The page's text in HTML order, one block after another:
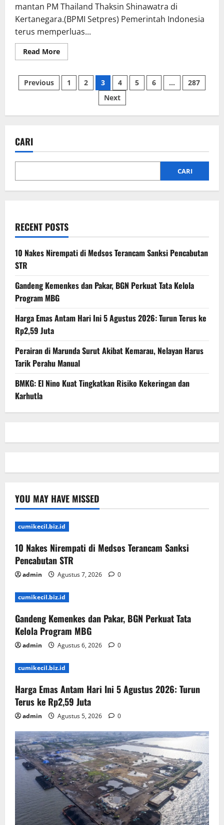
mantan PM Thailand Thaksin Shinawatra di
Kertanegara.(BPMI Setpres) Pemerintah Indonesia
terus memperluas...
Read MoreRead
more
Prabowo
Terima
Kunjungan
Tailan
Paginasi
Previous 1 2 3 4 5 6 …
287
Next
CARI
CARI
RECENT POSTS
10 Nakes Nirempati di Medsos Terancam Sanksi Pencabutan
STR
Gandeng Kemenkes dan Pakar, BGN Perkuat Tata Kelola
Program MBG
Harga Emas Antam Hari Ini 5 Agustus 2026: Turun Terus ke
Rp2,59 Juta
Perairan di Marunda Surut Akibat Kemarau, Nelayan Harus
Tarik Perahu Manual
BMKG: El Nino Kuat Tingkatkan Risiko Kekeringan dan
Karhutla
YOU MAY HAVE MISSED
cumikecil.biz.id
10 Nakes Nirempati di Medsos Terancam Sanksi
Pencabutan STR
admin Agustus 7, 2026 0
cumikecil.biz.id
Gandeng Kemenkes dan Pakar, BGN Perkuat Tata
Kelola Program MBG
admin Agustus 6, 2026 0
cumikecil.biz.id
Harga Emas Antam Hari Ini 5 Agustus 2026: Turun
Terus ke Rp2,59 Juta
admin Agustus 5, 2026 0